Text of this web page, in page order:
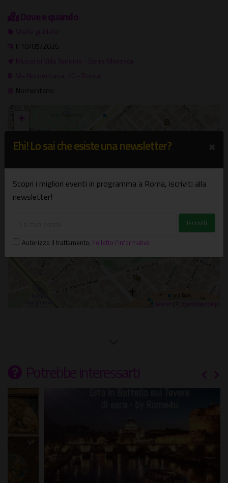
Dove e quando
Visite guidate
Il 10/05/2026
Musei di Villa Torlonia - Serra Moresca
Via Nomentana, 70 - Roma
Nomentano
Via Nomentana, 70 - Roma
+
Potrebbe interessarti
Ehi! Lo sai che esiste una newsletter?
Scopri i migliori eventi in programma a Roma, iscriviti alla
newsletter!
Autorizzo il trattamento, ho letto l'informativa